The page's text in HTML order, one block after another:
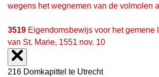
wegens het wegnemen van de volmolen
3519 Eigendomsbewijs voor het
van St. Marie, 1551 nov. 10
216 Domkapittel te Utrecht